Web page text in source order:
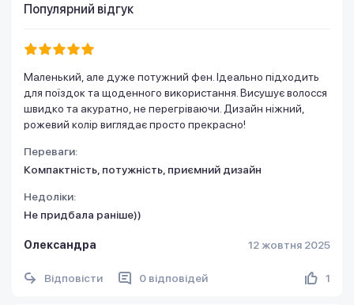
Популярний відгук
Маленький, але дуже потужний фен. Ідеально підходить
для поїздок та щоденного використання. Висушує волосся
швидко та акуратно, не перегріваючи. Дизайн ніжний,
рожевий колір виглядає просто прекрасно!
Переваги:
Компактність, потужність, приємний дизайн
Недоліки:
Не придбала раніше))
Олександра 12 жовтня 2025
Відповісти 0 відповідей 1